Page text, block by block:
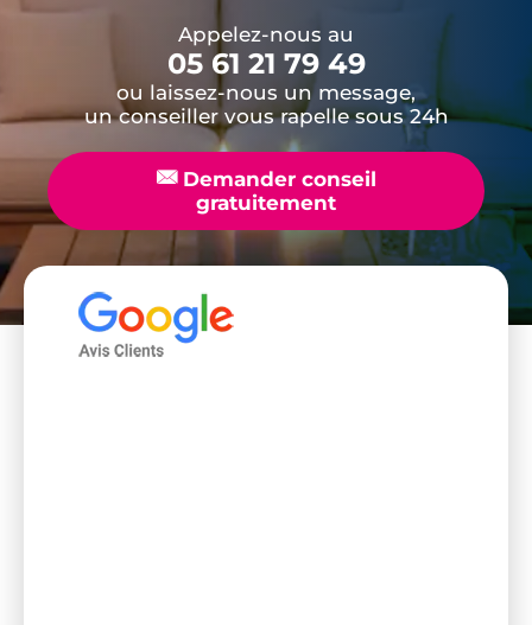
Appelez-nous au
05 61 21 79 49
ou laissez-nous un message,
un conseiller vous rapelle sous 24h
📧Demander conseil
gratuitement